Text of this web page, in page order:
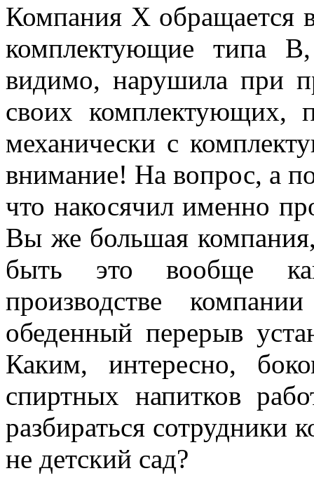
Компания Х
комплектующие типа
видимо, нарушила при
своих комплектующих,
механически с
внимание! На вопрос, а
что накосячил именно
Вы же большая
быть это вообще
производстве
обеденный перерыв
Каким, интересно,
спиртных напитков
разбираться
не детский сад?